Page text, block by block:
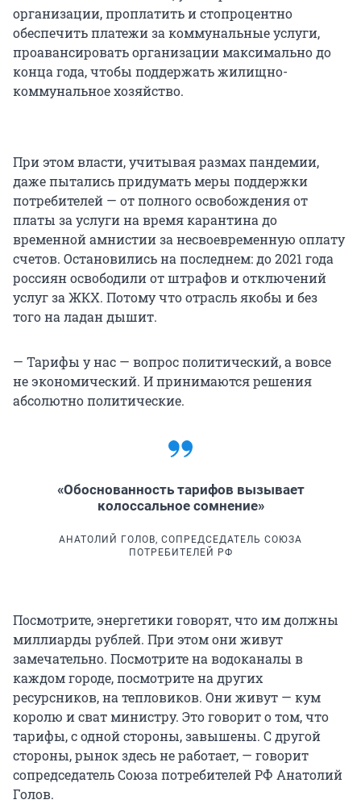
организации, проплатить и стопроцентно
обеспечить платежи за коммунальные услуги,
проавансировать организации максимально до
конца года, чтобы поддержать жилищно-
коммунальное хозяйство.
При этом власти, учитывая размах пандемии,
даже пытались придумать меры поддержки
потребителей — от полного освобождения от
платы за услуги на время карантина до
временной амнистии за несвоевременную оплату
счетов. Остановились на последнем: до 2021 года
россиян освободили от штрафов и отключений
услуг за ЖКХ. Потому что отрасль якобы и без
того на ладан дышит.
— Тарифы у нас — вопрос политический, а вовсе
не экономический. И принимаются решения
абсолютно политические.
«Обоснованность тарифов вызывает
колоссальное сомнение»
АНАТОЛИЙ ГОЛОВ, СОПРЕДСЕДАТЕЛЬ СОЮЗА
ПОТРЕБИТЕЛЕЙ РФ
Посмотрите, энергетики говорят, что им должны
миллиарды рублей. При этом они живут
замечательно. Посмотрите на водоканалы в
каждом городе, посмотрите на других
ресурсников, на тепловиков. Они живут — кум
королю и сват министру. Это говорит о том, что
тарифы, с одной стороны, завышены. С другой
стороны, рынок здесь не работает, — говорит
сопредседатель Союза потребителей РФ Анатолий
Голов.